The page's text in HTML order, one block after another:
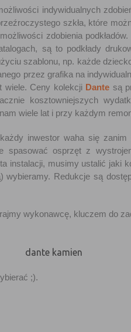
indywidualnych
szkła, które
zdobienia podkładów.
są to podkłady
szablonu, np. każde
przez grafika na
wiele. Ceny kolekcji Dante są
kosztowniejszych
wiele lat i przy każdym
inwestor waha się
spasować osprzęt z
instalacji, musimy ustalić jaki
wybieramy. Redukcje są
wykonawcę, kluczem do
;).